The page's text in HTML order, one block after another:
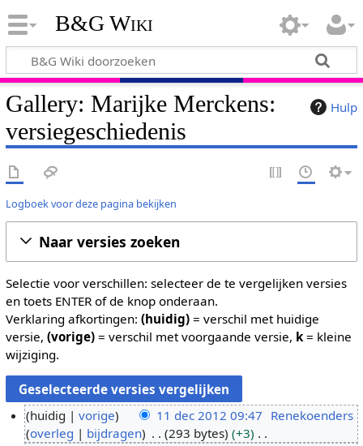
B&G Wiki
Hulp
Gallery: Marijke Merckens:
versiegeschiedenis
Logboek voor deze pagina bekijken
Naar versies zoeken
Selectie voor verschillen: selecteer de te vergelijken versies
en toets ENTER of de knop onderaan.
Verklaring afkortingen: (huidig)= verschil met huidige
versie, (vorige)= verschil met voorgaande versie, k= kleine
wijziging.
huidig vorige 11 dec 2012 09:47 Renekoenders
overleg
bijdragen 293 bytes
+3